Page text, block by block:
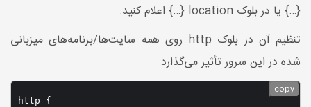
{…} یا در بلوک location {…} اعلام کنید.
تنظیم آن در بلوک http روی همه سایت‌ها/برنامه‌های میزبانی
شده در این سرور تأثیر می‌گذارد
http {
copy